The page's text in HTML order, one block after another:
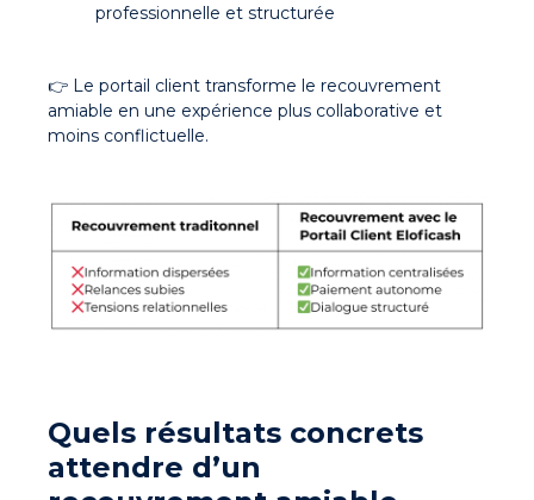
professionnelle et structurée
👉 Le portail client transforme le recouvrement
amiable en une expérience plus collaborative et
moins conflictuelle.
Quels résultats concrets
attendre d’un